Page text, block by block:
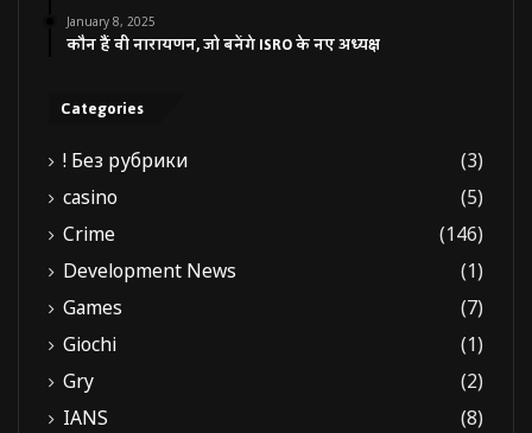
January 8, 2025
कौन हैं वी नारायणन, जो बनेंगे ISRO के नए अध्यक्ष
Categories
! Без рубрики
(3)
casino
(5)
Crime
(146)
Development News
(1)
Games
(7)
Giochi
(1)
Gry
(2)
IANS
(8)